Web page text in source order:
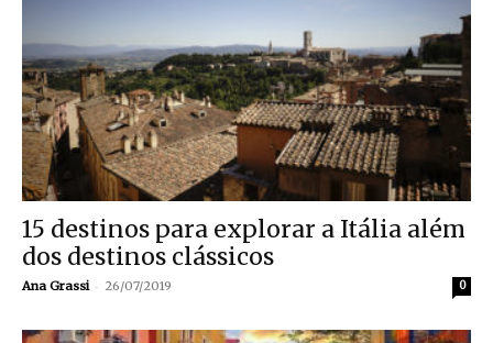
15 destinos para explorar a Itália além
dos destinos clássicos
Ana Grassi - 26/07/2019 0